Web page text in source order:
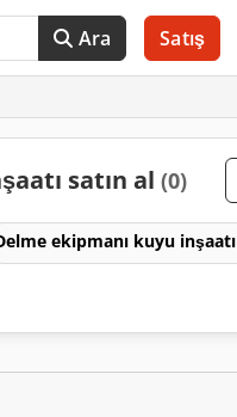
Ara Satış
satın al (0)
ekipmanı kuyu inşaatı